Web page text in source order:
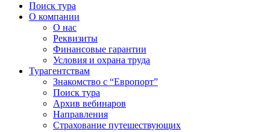
Поиск тура
О компании
О нас
Реквизиты
Финансовые гарантии
Условия и охрана труда
Турагентствам
Знакомство с “Европорт”
Поиск тура
Архив вебинаров
Направления
Страхование путешествующих